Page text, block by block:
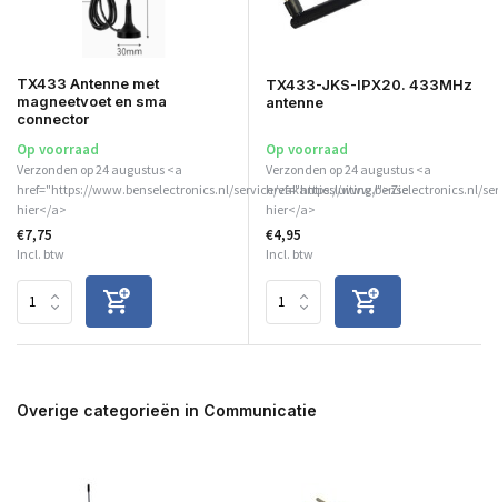
TX433 Antenne met
magneetvoet en sma
connector
Op voorraad
Verzonden op 24 augustus <a
href="https://www.benselectronics.nl/service/vakantiesluiting/">Zie
hier</a>
€7,75
Incl. btw
TX433-JKS-IPX20. 433MHz
antenne
Op voorraad
Verzonden op 24 augustus <a
href="https://www.benselectronics.nl/
hier</a>
€4,95
Incl. btw
Overige categorieën in Communicatie